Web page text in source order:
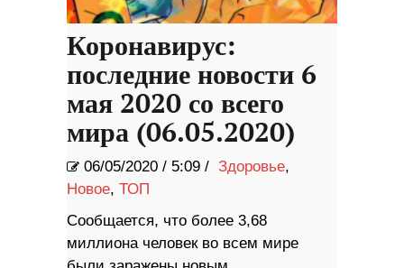
Коронавирус:
последние новости 6
мая 2020 со всего
мира (06.05.2020)
06/05/2020 / 5:09 / Здоровье,
Новое, ТОП
Сообщается, что более 3,68
миллиона человек во всем мире